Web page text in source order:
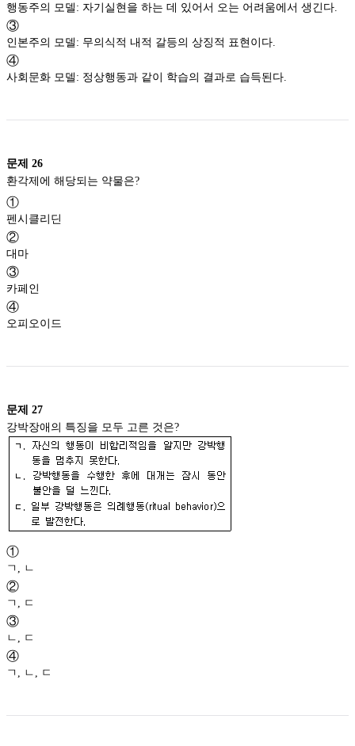
행동주의 모델: 자기실현을 하는 데 있어서 오는 어려움에서 생긴다.
③
인본주의 모델: 무의식적 내적 갈등의 상징적 표현이다.
④
사회문화 모델: 정상행동과 같이 학습의 결과로 습득된다.
문제 26
①
펜시클리딘
②
대마
③
카페인
④
오피오이드
문제 27
①
ㄱ, ㄴ
②
ㄱ, ㄷ
③
ㄴ, ㄷ
④
ㄱ, ㄴ, ㄷ